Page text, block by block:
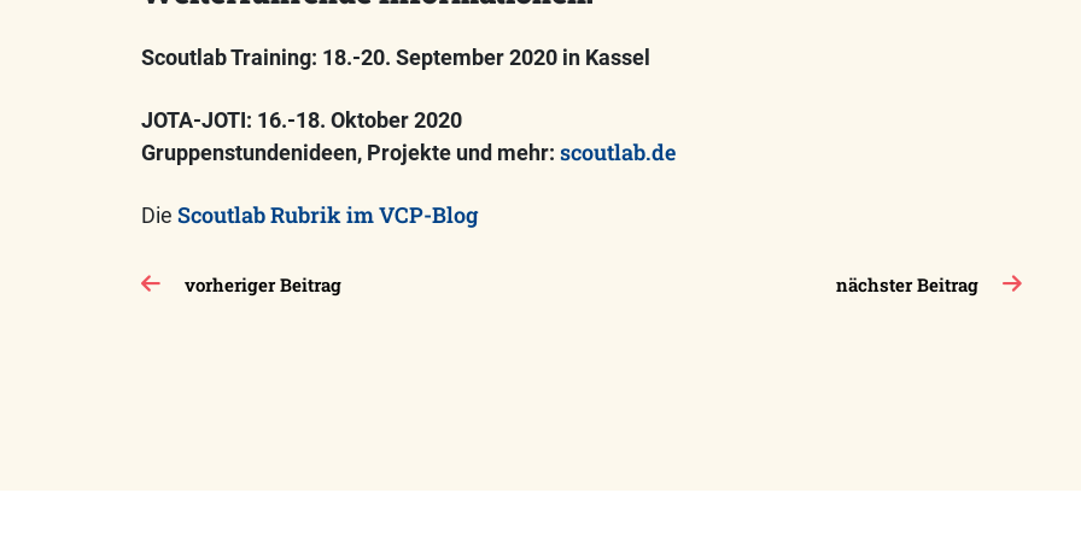
Scoutlab Training: 18.-20. September 2020 in Kassel
JOTA-JOTI: 16.-18. Oktober 2020
Gruppenstundenideen, Projekte und mehr: scoutlab.de
Die Scoutlab Rubrik im VCP-Blog
Beitragsnavigation
vorheriger Beitrag nächster Beitrag